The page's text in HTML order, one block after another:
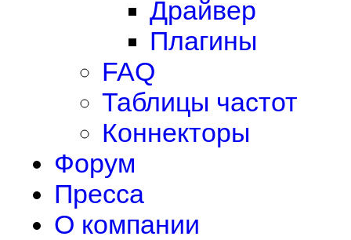
Драйвер
Плагины
FAQ
Таблицы частот
Коннекторы
Форум
Пресса
О компании